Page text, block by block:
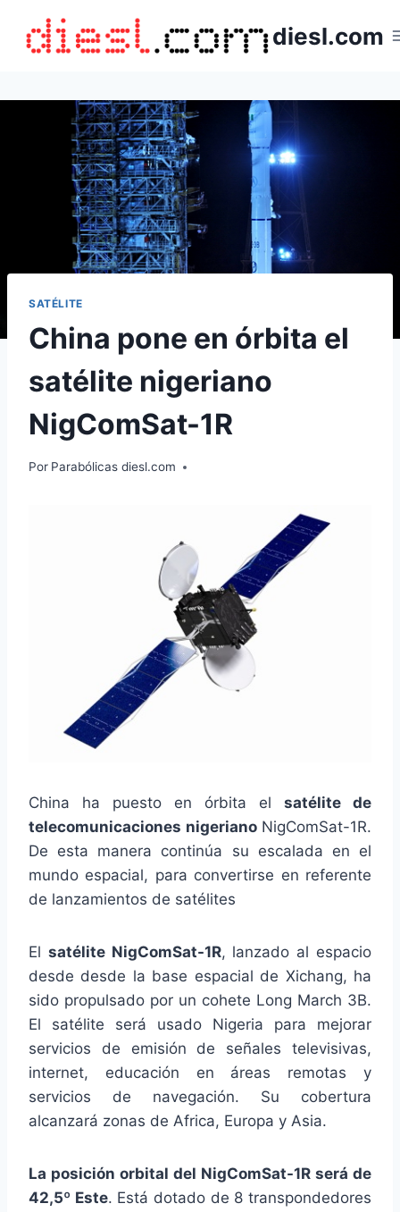
contenido
diesl.com
SATÉLITE
China pone en órbita el
satélite nigeriano
NigComSat-1R
Por Parabólicas diesl.com
China ha puesto en órbita el satélite de
telecomunicaciones nigerianoNigComSat-1R.
De esta manera continúa su escalada en el
mundo espacial, para convertirse en referente
de lanzamientos de satélites
El satélite NigComSat-1R, lanzado al espacio
desde desde la base espacial de Xichang, ha
sido propulsado por un cohete Long March 3B.
El satélite será usado Nigeria para mejorar
servicios de emisión de señales televisivas,
internet, educación en áreas remotas y
servicios de navegación. Su cobertura
alcanzará zonas de Africa, Europa y Asia.
La posición orbital del NigComSat-1R será de
42,5º Este. Está dotado de 8 transpondedores